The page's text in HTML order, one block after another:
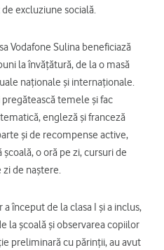
excluziune socială.
Vodafone Sulina beneficiază
la învăţătură, de la o masă
naţionale şi internaţionale.
temele şi fac
engleză şi franceză
şi de recompense active,
o oră pe zi, cursuri de
de naştere.
început de la clasa I și a inclus,
la școală și observarea copiilor
preliminară cu părinții, au avut